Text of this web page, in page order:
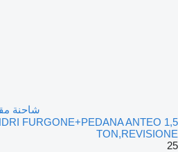
FURGONE+PEDANA ANTEO 1,5
TON,REVISIONE
25